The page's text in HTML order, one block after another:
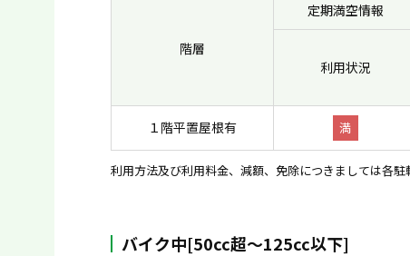
階層
定期満空情報
利用状況
１階平置屋根有 満
利用方法及び利用料金、減額、免除につきましては各駐
バイク中[50cc超〜125cc以下]